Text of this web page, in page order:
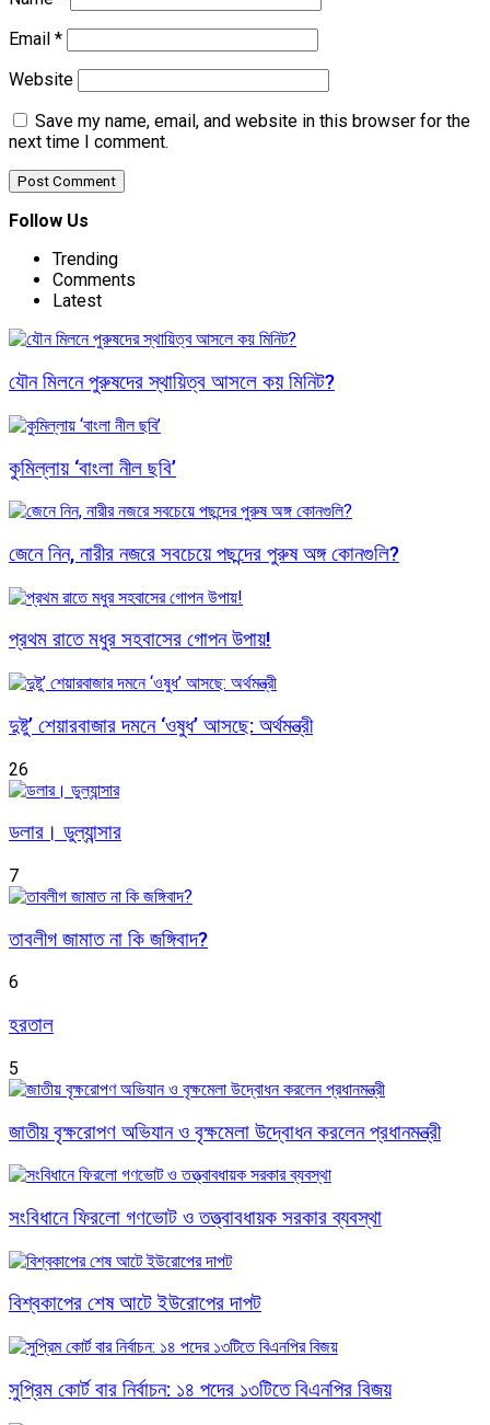
Email *
Website
Save my name, email, and website in this browser for the
next time I comment.
Follow Us
Trending
Comments
Latest
যৌন মিলনে পুরুষদের স্থায়িত্ব আসলে কয় মিনিট?
কুমিল্লায় ‘বাংলা নীল ছবি’
জেনে নিন, নারীর নজরে সবচেয়ে পছন্দের পুরুষ অঙ্গ কোনগুলি?
প্রথম রাতে মধুর সহবাসের গোপন উপায়!
দুষ্টু’ শেয়ারবাজার দমনে ‘ওষুধ’ আসছে: অর্থমন্ত্রী
26
ডলার। ডুল্যান্সার
7
তাবলীগ জামাত না কি জঙ্গিবাদ?
6
হরতাল
5
জাতীয় বৃক্ষরোপণ অভিযান ও বৃক্ষমেলা উদ্বোধন করলেন প্রধানমন্ত্রী
সংবিধানে ফিরলো গণভোট ও তত্ত্বাবধায়ক সরকার ব্যবস্থা
বিশ্বকাপের শেষ আটে ইউরোপের দাপট
সুপ্রিম কোর্ট বার নির্বাচন: ১৪ পদের ১৩টিতে বিএনপির বিজয়